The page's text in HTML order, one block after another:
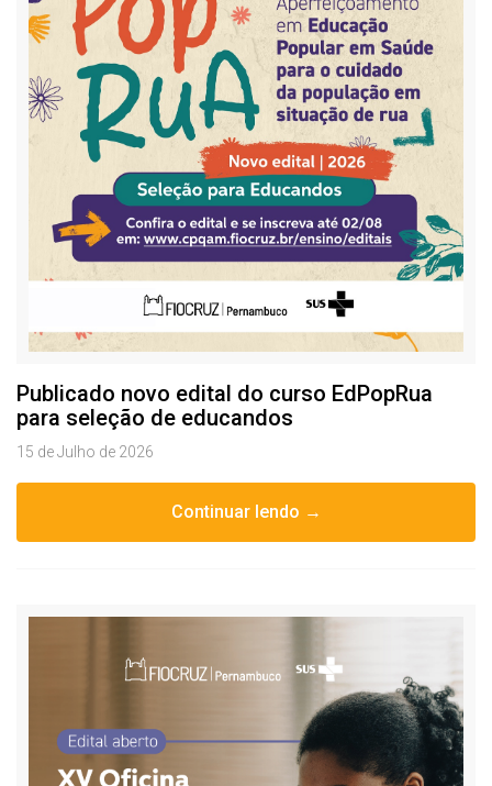
Publicado novo edital do curso EdPopRua
para seleção de educandos
15 de Julho de 2026
Continuar lendo →